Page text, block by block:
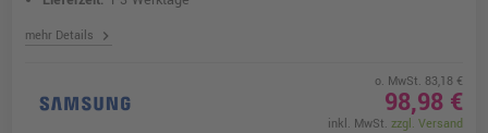
mehr Details chevron_right
o. MwSt. 83,18 €
98,98 €
inkl. MwSt. zzgl. Versand